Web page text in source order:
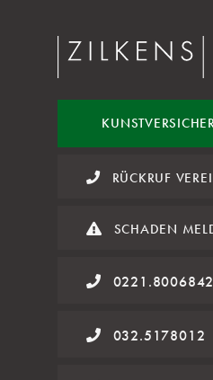
KUNST
RÜCKRUF
SCHADEN
032.5178012